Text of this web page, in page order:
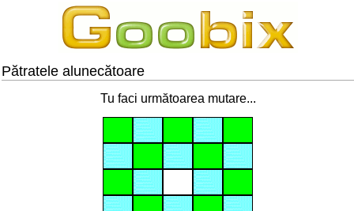
Pătratele alunecătoare
Tu faci următoarea mutare...